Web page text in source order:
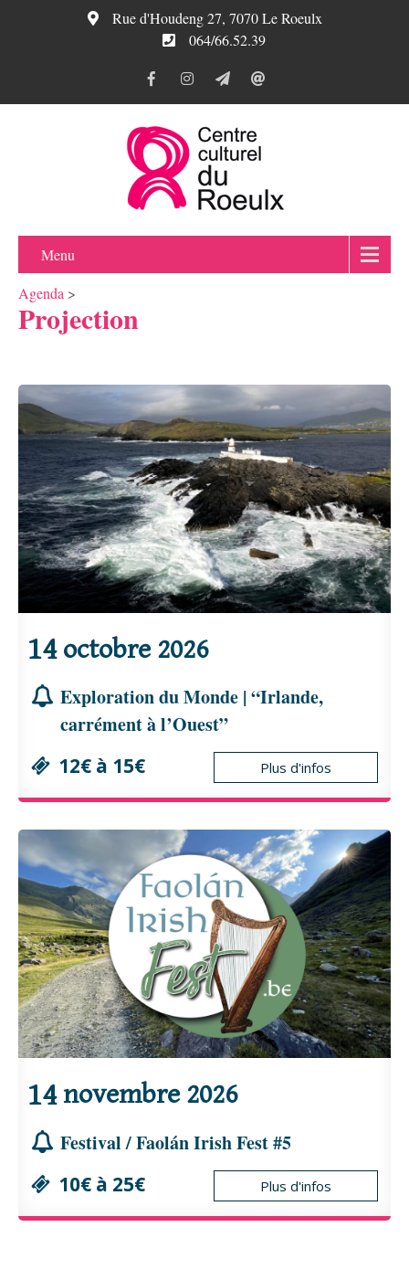
Rue d'Houdeng 27, 7070 Le Roeulx
064/66.52.39
Menu
Agenda >
Projection
14 octobre 2026
Exploration du Monde | “Irlande,
carrément à l’Ouest”
12€ à 15€ Plus d'infos
14 novembre 2026
Festival / Faolán Irish Fest #5
10€ à 25€ Plus d'infos